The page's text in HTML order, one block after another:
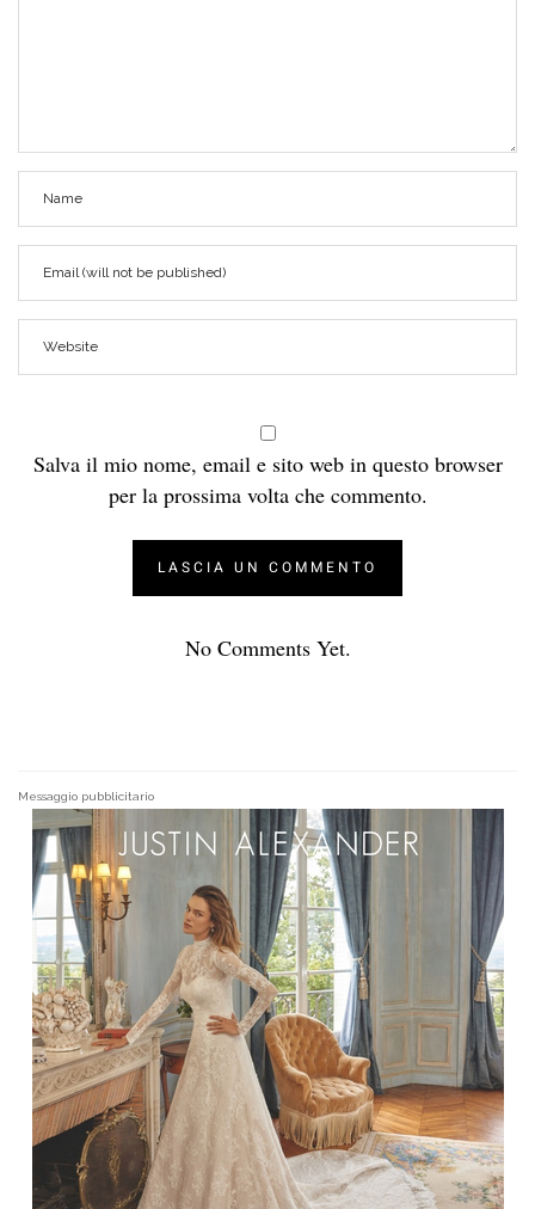
Salva il mio nome, email e sito web in questo browser
per la prossima volta che commento.
No Comments Yet.
Messaggio pubblicitario